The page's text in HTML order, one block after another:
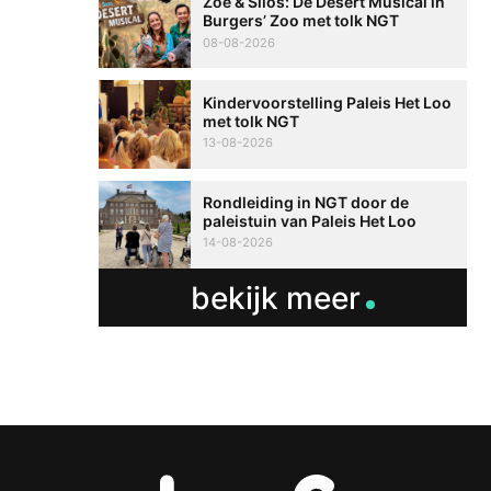
Burgers’ Zoo met tolk NGT
08-08-2026
Kindervoorstelling Paleis Het Loo
met tolk NGT
13-08-2026
Rondleiding in NGT door de
paleistuin van Paleis Het Loo
14-08-2026
bekijk meer